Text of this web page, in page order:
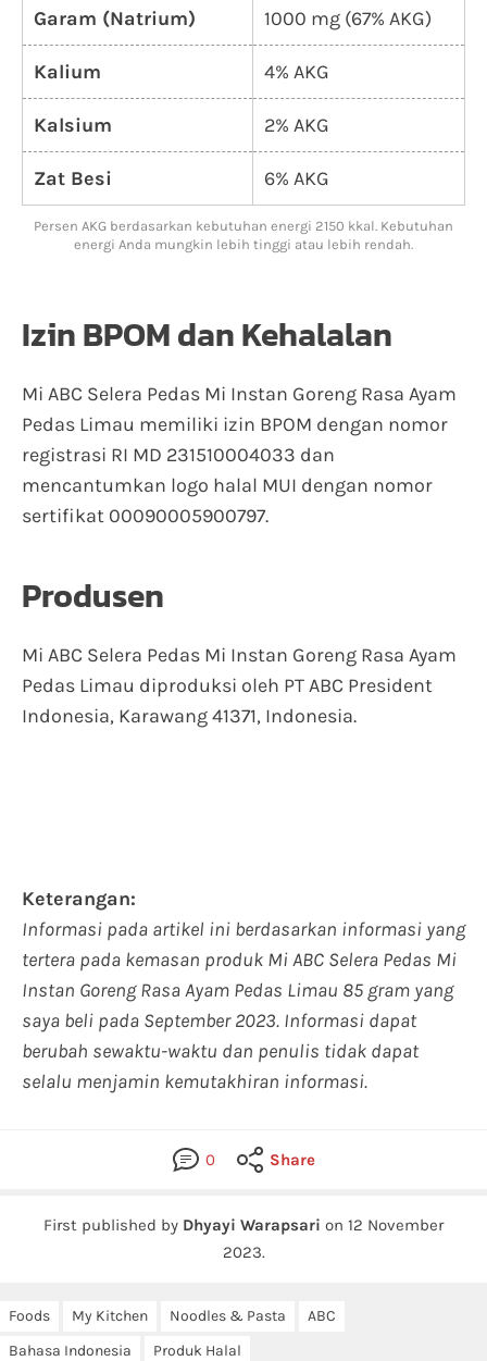
Garam (Natrium) 1000 mg (67% AKG)
Kalium 4% AKG
Kalsium 2% AKG
Zat Besi 6% AKG
Persen AKG berdasarkan kebutuhan energi 2150 kkal. Kebutuhan
energi Anda mungkin lebih tinggi atau lebih rendah.
Izin BPOM dan Kehalalan
Mi ABC Selera Pedas Mi Instan Goreng Rasa Ayam
Pedas Limau memiliki izin BPOM dengan nomor
registrasi RI MD 231510004033 dan
mencantumkan logo halal MUI dengan nomor
sertifikat 00090005900797.
Produsen
Mi ABC Selera Pedas Mi Instan Goreng Rasa Ayam
Pedas Limau diproduksi oleh PT ABC President
Indonesia, Karawang 41371, Indonesia.
Keterangan:
Informasi pada artikel ini berdasarkan informasi yang
tertera pada kemasan produk Mi ABC Selera Pedas Mi
Instan Goreng Rasa Ayam Pedas Limau 85 gram yang
saya beli pada September 2023. Informasi dapat
berubah sewaktu-waktu dan penulis tidak dapat
selalu menjamin kemutakhiran informasi.
0 Share
First published by Dhyayi Warapsari on 12 November
2023.
Foods My Kitchen Noodles & Pasta
ABC
Bahasa Indonesia
Produk Halal